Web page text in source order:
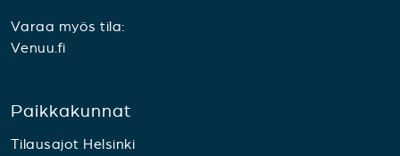
Varaa myös tila:
Venuu.fi
Paikkakunnat
Tilausajot Helsinki